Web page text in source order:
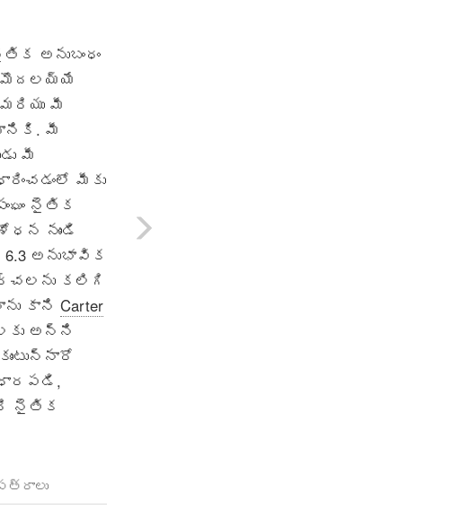
అనుబంధం
మొదలయ్యే
మీ
మీ
మీ
మీకు
నైతిక
నుండి
అనుభావిక
కలిగి
కాని Carter
అన్ని
నైతిక